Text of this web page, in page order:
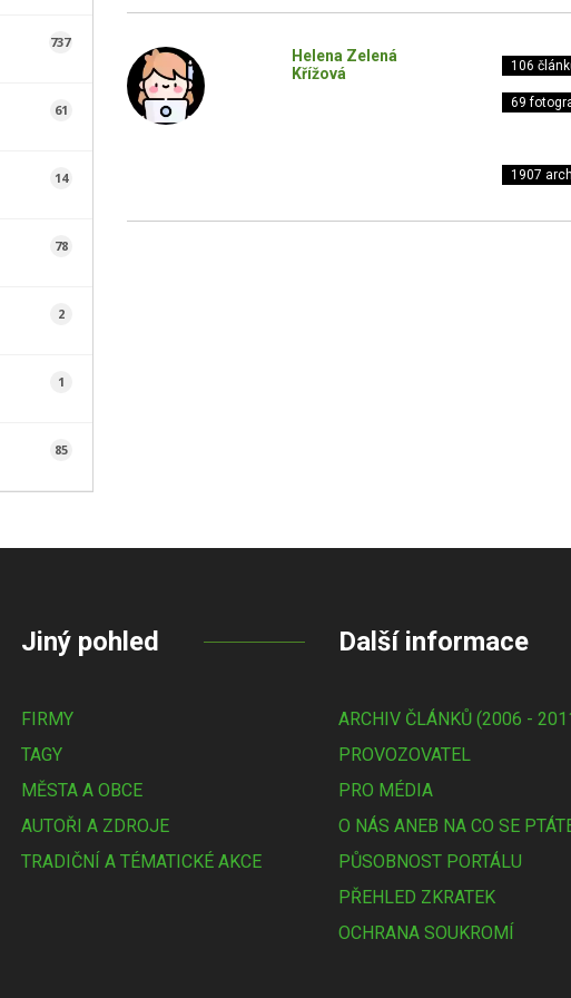
737
61
14
78
2
1
85
Helena Zelená
Křížová
106
69
1907
Jiný pohled
FIRMY
TAGY
MĚSTA A OBCE
AUTOŘI A ZDROJE
TRADIČNÍ A TÉMATICKÉ AKCE
Další informace
ARCHIV ČLÁNKŮ (2006 -
PROVOZOVATEL
PRO MÉDIA
O NÁS ANEB NA CO SE
PŮSOBNOST PORTÁLU
PŘEHLED ZKRATEK
OCHRANA SOUKROMÍ